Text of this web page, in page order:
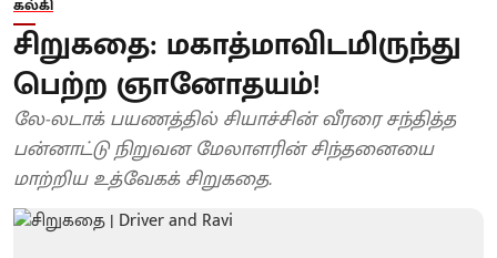
சிறுகதை: மகாத்மாவிடமிருந்து
பெற்ற ஞானோதயம்!
லே-லடாக் பயணத்தில் சியாச்சின் வீரரை சந்தித்த
பன்னாட்டு நிறுவன மேலாளரின் சிந்தனையை
மாற்றிய உத்வேகக் சிறுகதை.